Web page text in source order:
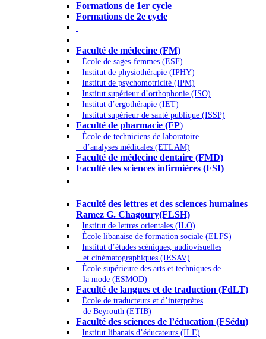
Formations de 1er cycle
Formations de 2e cycle
Faculté de médecine (FM)
École de sages-femmes (ESF)
Institut de physiothérapie (IPHY)
Institut de psychomotricité (IPM)
Institut supérieur d’orthophonie (ISO)
Institut d’ergothérapie (IET)
Institut supérieur de santé publique (ISSP)
Faculté de pharmacie (FP)
École de techniciens de laboratoire
d’analyses médicales (ETLAM)
Faculté de médecine dentaire (FMD)
Faculté des sciences infirmières (FSI)
Faculté des lettres et des sciences humaines
Ramez G. Chagoury(FLSH)
Institut de lettres orientales (ILO)
École libanaise de formation sociale (ELFS)
Institut d’études scéniques, audiovisuelles
et cinématographiques (IESAV)
École supérieure des arts et techniques de
la mode (ESMOD)
Faculté de langues et de traduction (FdLT)
École de traducteurs et d’interprètes
de Beyrouth (ETIB)
Faculté des sciences de l’éducation (FSédu)
Institut libanais d’éducateurs (ILE)